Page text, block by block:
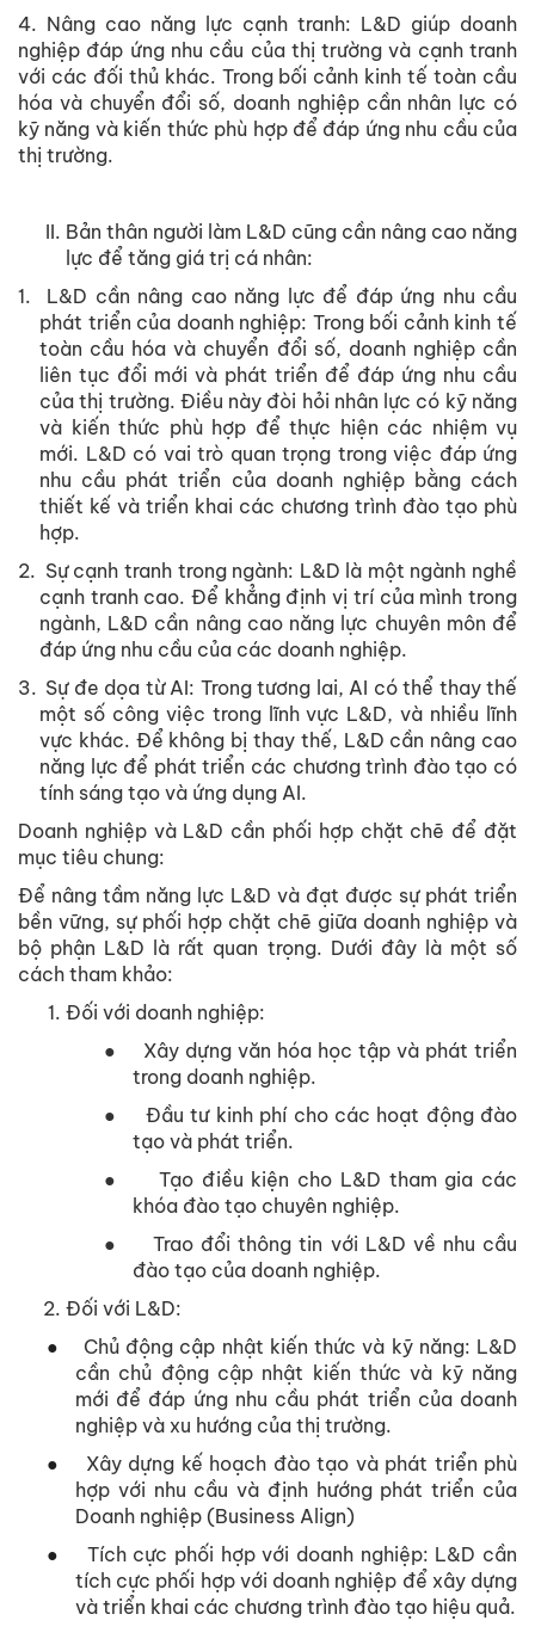
4. Nâng cao năng lực cạnh tranh: L&D giúp doanh
nghiệp đáp ứng nhu cầu của thị trường và cạnh tranh
với các đối thủ khác. Trong bối cảnh kinh tế toàn cầu
hóa và chuyển đổi số, doanh nghiệp cần nhân lực có
kỹ năng và kiến thức phù hợp để đáp ứng nhu cầu của
thị trường.
Bản thân người làm L&D cũng cần nâng cao năng
lực để tăng giá trị cá nhân:
1.
L&D cần nâng cao năng lực để đáp ứng nhu cầu
phát triển của doanh nghiệp: Trong bối cảnh kinh tế
toàn cầu hóa và chuyển đổi số, doanh nghiệp cần
liên tục đổi mới và phát triển để đáp ứng nhu cầu
của thị trường. Điều này đòi hỏi nhân lực có kỹ năng
và kiến thức phù hợp để thực hiện các nhiệm vụ
mới. L&D có vai trò quan trọng trong việc đáp ứng
nhu cầu phát triển của doanh nghiệp bằng cách
thiết kế và triển khai các chương trình đào tạo phù
hợp.
2. Sự cạnh tranh trong ngành: L&D là một ngành nghề
cạnh tranh cao. Để khẳng định vị trí của mình trong
ngành, L&D cần nâng cao năng lực chuyên môn để
đáp ứng nhu cầu của các doanh nghiệp.
3. Sự đe dọa từ AI: Trong tương lai, AI có thể thay thế
một số công việc trong lĩnh vực L&D, và nhiều lĩnh
vực khác. Để không bị thay thế, L&D cần nâng cao
năng lực để phát triển các chương trình đào tạo có
tính sáng tạo và ứng dụng AI.
Doanh nghiệp và L&D cần phối hợp chặt chẽ để đặt
mục tiêu chung:
Để nâng tầm năng lực L&D và đạt được sự phát triển
bền vững, sự phối hợp chặt chẽ giữa doanh nghiệp và
bộ phận L&D là rất quan trọng. Dưới đây là một số
cách tham khảo:
Đối với doanh nghiệp:
●
Xây dựng văn hóa học tập và phát triển
trong doanh nghiệp.
●
Đầu tư kinh phí cho các hoạt động đào
tạo và phát triển.
●
Tạo điều kiện cho L&D tham gia các
khóa đào tạo chuyên nghiệp.
●
Trao đổi thông tin với L&D về nhu cầu
đào tạo của doanh nghiệp.
Đối với L&D:
●
Chủ động cập nhật kiến thức và kỹ năng: L&D
cần chủ động cập nhật kiến thức và kỹ năng
mới để đáp ứng nhu cầu phát triển của doanh
nghiệp và xu hướng của thị trường.
●
Xây dựng kế hoạch đào tạo và phát triển phù
hợp với nhu cầu và định hướng phát triển của
Doanh nghiệp (Business Align)
●
Tích cực phối hợp với doanh nghiệp: L&D cần
tích cực phối hợp với doanh nghiệp để xây dựng
và triển khai các chương trình đào tạo hiệu quả.